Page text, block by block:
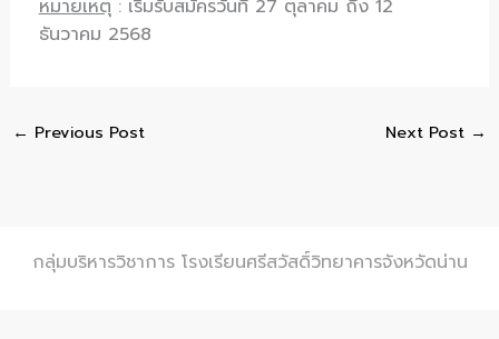
หมายเหตุ: เริ่มรับสมัครวันที่ 27 ตุลาคม ถึง 12
ธันวาคม 2568
← Previous Post Next Post →
กลุ่มบริหารวิชาการ โรงเรียนศรีสวัสดิ์วิทยาคารจังหวัดน่าน